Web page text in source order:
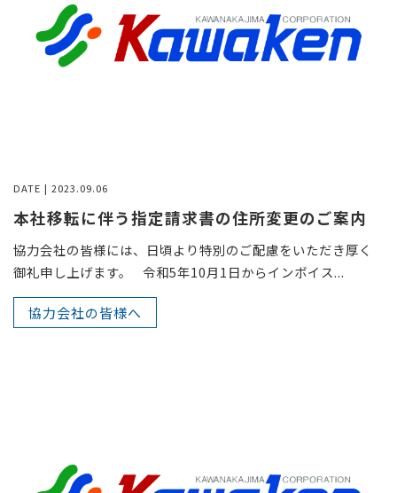
DATE | 2023.09.06
本社移転に伴う指定請求書の住所変更のご案内
協力会社の皆様には、日頃より特別のご配慮をいただき厚く
御礼申し上げます。 令和5年10月1日からインボイス...
協力会社の皆様へ